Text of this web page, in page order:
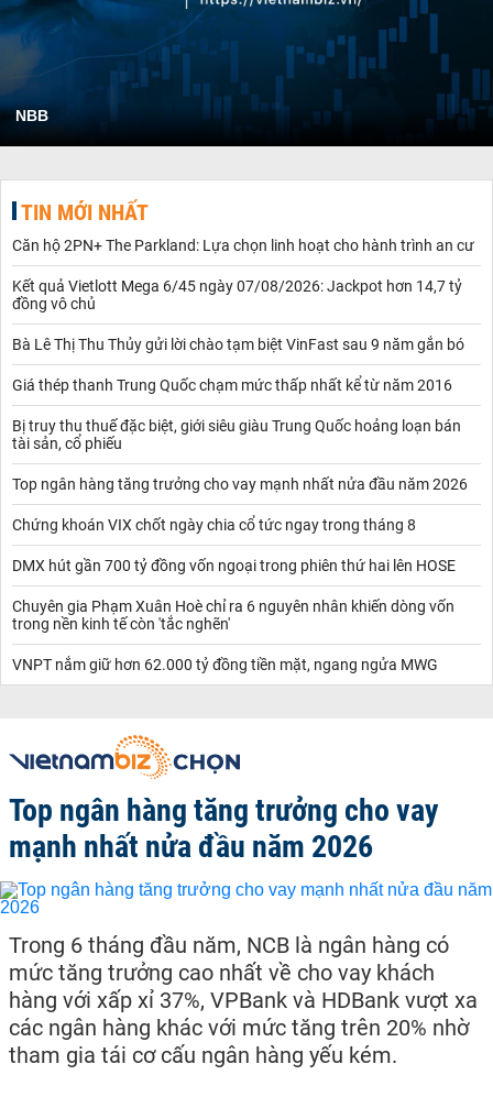
NBB
TIN MỚI NHẤT
Căn hộ 2PN+ The Parkland: Lựa chọn linh hoạt cho hành trình an cư
Kết quả Vietlott Mega 6/45 ngày 07/08/2026: Jackpot hơn 14,7 tỷ
đồng vô chủ
Bà Lê Thị Thu Thủy gửi lời chào tạm biệt VinFast sau 9 năm gắn bó
Giá thép thanh Trung Quốc chạm mức thấp nhất kể từ năm 2016
Bị truy thu thuế đặc biệt, giới siêu giàu Trung Quốc hoảng loạn bán
tài sản, cổ phiếu
Top ngân hàng tăng trưởng cho vay mạnh nhất nửa đầu năm 2026
Chứng khoán VIX chốt ngày chia cổ tức ngay trong tháng 8
DMX hút gần 700 tỷ đồng vốn ngoại trong phiên thứ hai lên HOSE
Chuyên gia Phạm Xuân Hoè chỉ ra 6 nguyên nhân khiến dòng vốn
trong nền kinh tế còn 'tắc nghẽn'
VNPT nắm giữ hơn 62.000 tỷ đồng tiền mặt, ngang ngửa MWG
Top ngân hàng tăng trưởng cho vay
mạnh nhất nửa đầu năm 2026
Trong 6 tháng đầu năm, NCB là ngân hàng có
mức tăng trưởng cao nhất về cho vay khách
hàng với xấp xỉ 37%, VPBank và HDBank vượt xa
các ngân hàng khác với mức tăng trên 20% nhờ
tham gia tái cơ cấu ngân hàng yếu kém.